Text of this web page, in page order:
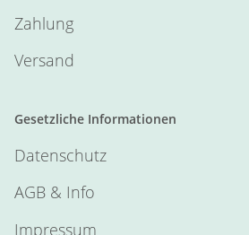
Zahlung
Versand
Gesetzliche Informationen
Datenschutz
AGB & Info
Impressum